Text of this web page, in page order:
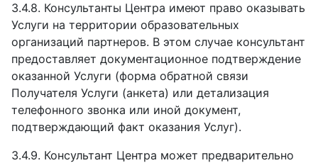
3.4.8. Консультанты Центра имеют право оказывать
Услуги на территории образовательных
организаций партнеров. В этом случае консультант
предоставляет документационное подтверждение
оказанной Услуги (форма обратной связи
Получателя Услуги (анкета) или детализация
телефонного звонка или иной документ,
подтверждающий факт оказания Услуг).
3.4.9. Консультант Центра может предварительно